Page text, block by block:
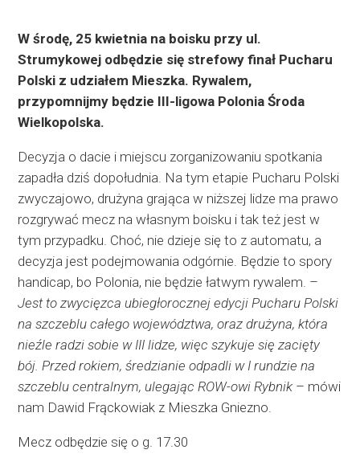
W środę, 25 kwietnia na boisku przy ul.
Strumykowej odbędzie się strefowy finał Pucharu
Polski z udziałem Mieszka. Rywalem,
przypomnijmy będzie III-ligowa Polonia Środa
Wielkopolska.
Decyzja o dacie i miejscu zorganizowaniu spotkania
zapadła dziś dopołudnia. Na tym etapie Pucharu Polski
zwyczajowo, drużyna grająca w niższej lidze ma prawo
rozgrywać mecz na własnym boisku i tak też jest w
tym przypadku. Choć, nie dzieje się to z automatu, a
decyzja jest podejmowania odgórnie. Będzie to spory
handicap, bo Polonia, nie będzie łatwym rywalem. –
Jest to zwycięzca ubiegłorocznej edycji Pucharu Polski
na szczeblu całego województwa, oraz drużyna, która
nieźle radzi sobie w III lidze, więc szykuje się zacięty
bój. Przed rokiem, średzianie odpadli w I rundzie na
szczeblu centralnym, ulegając ROW-owi Rybnik – mówi
nam Dawid Frąckowiak z Mieszka Gniezno.
Mecz odbędzie się o g. 17.30